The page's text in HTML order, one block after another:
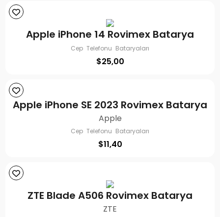
Apple iPhone 14 Rovimex Batarya
Cep Telefonu Bataryaları
$25,00
Apple iPhone SE 2023 Rovimex Batarya
Apple
Cep Telefonu Bataryaları
$11,40
ZTE Blade A506 Rovimex Batarya
ZTE